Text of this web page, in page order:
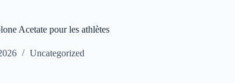
Acetate pour les athlètes
Uncategorized